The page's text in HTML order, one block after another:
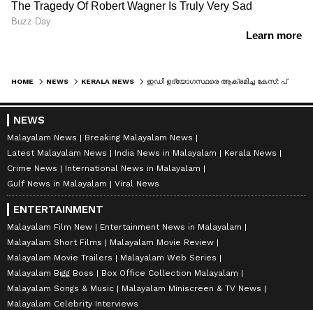
HOME NEWS KERALA NEWS ഇഡി ഉദ്യോ​ഗസ്ഥരെ ആക്രമിച്ച കേസ്: പ്രതികളെ പൂട്ടാൻ പൊലീസ്, കുറ്റപത്രം വേ​ഗത്തിലാക്കും, ഇതുവരെ പിടിയിലായത് 25 പേർ
NEWS
Malayalam News
Breaking Malayalam News
Latest Malayalam News
India News in Malayalam
Kerala News
Crime News
International News in Malayalam
Gulf News in Malayalam
Viral News
ENTERTAINMENT
Malayalam Film New
Entertainment News in Malayalam
Malayalam Short Films
Malayalam Movie Review
Malayalam Movie Trailers
Malayalam Web Series
Malayalam Bigg Boss
Box Office Collection Malayalam
Malayalam Songs & Music
Malayalam Miniscreen & TV News
Malayalam Celebrity Interviews